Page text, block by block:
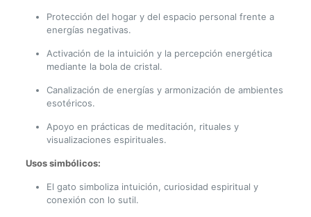
Protección del hogar y del espacio personal frente a
energías negativas.
Activación de la intuición y la percepción energética
mediante la bola de cristal.
Canalización de energías y armonización de ambientes
esotéricos.
Apoyo en prácticas de meditación, rituales y
visualizaciones espirituales.
Usos simbólicos:
El gato simboliza intuición, curiosidad espiritual y
conexión con lo sutil.